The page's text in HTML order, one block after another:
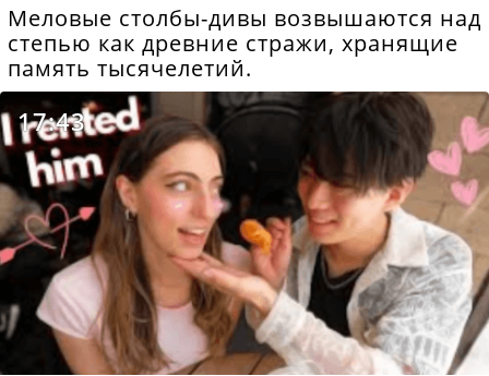
Меловые столбы-дивы возвышаются над
степью как древние стражи, хранящие
память тысячелетий.
17:43